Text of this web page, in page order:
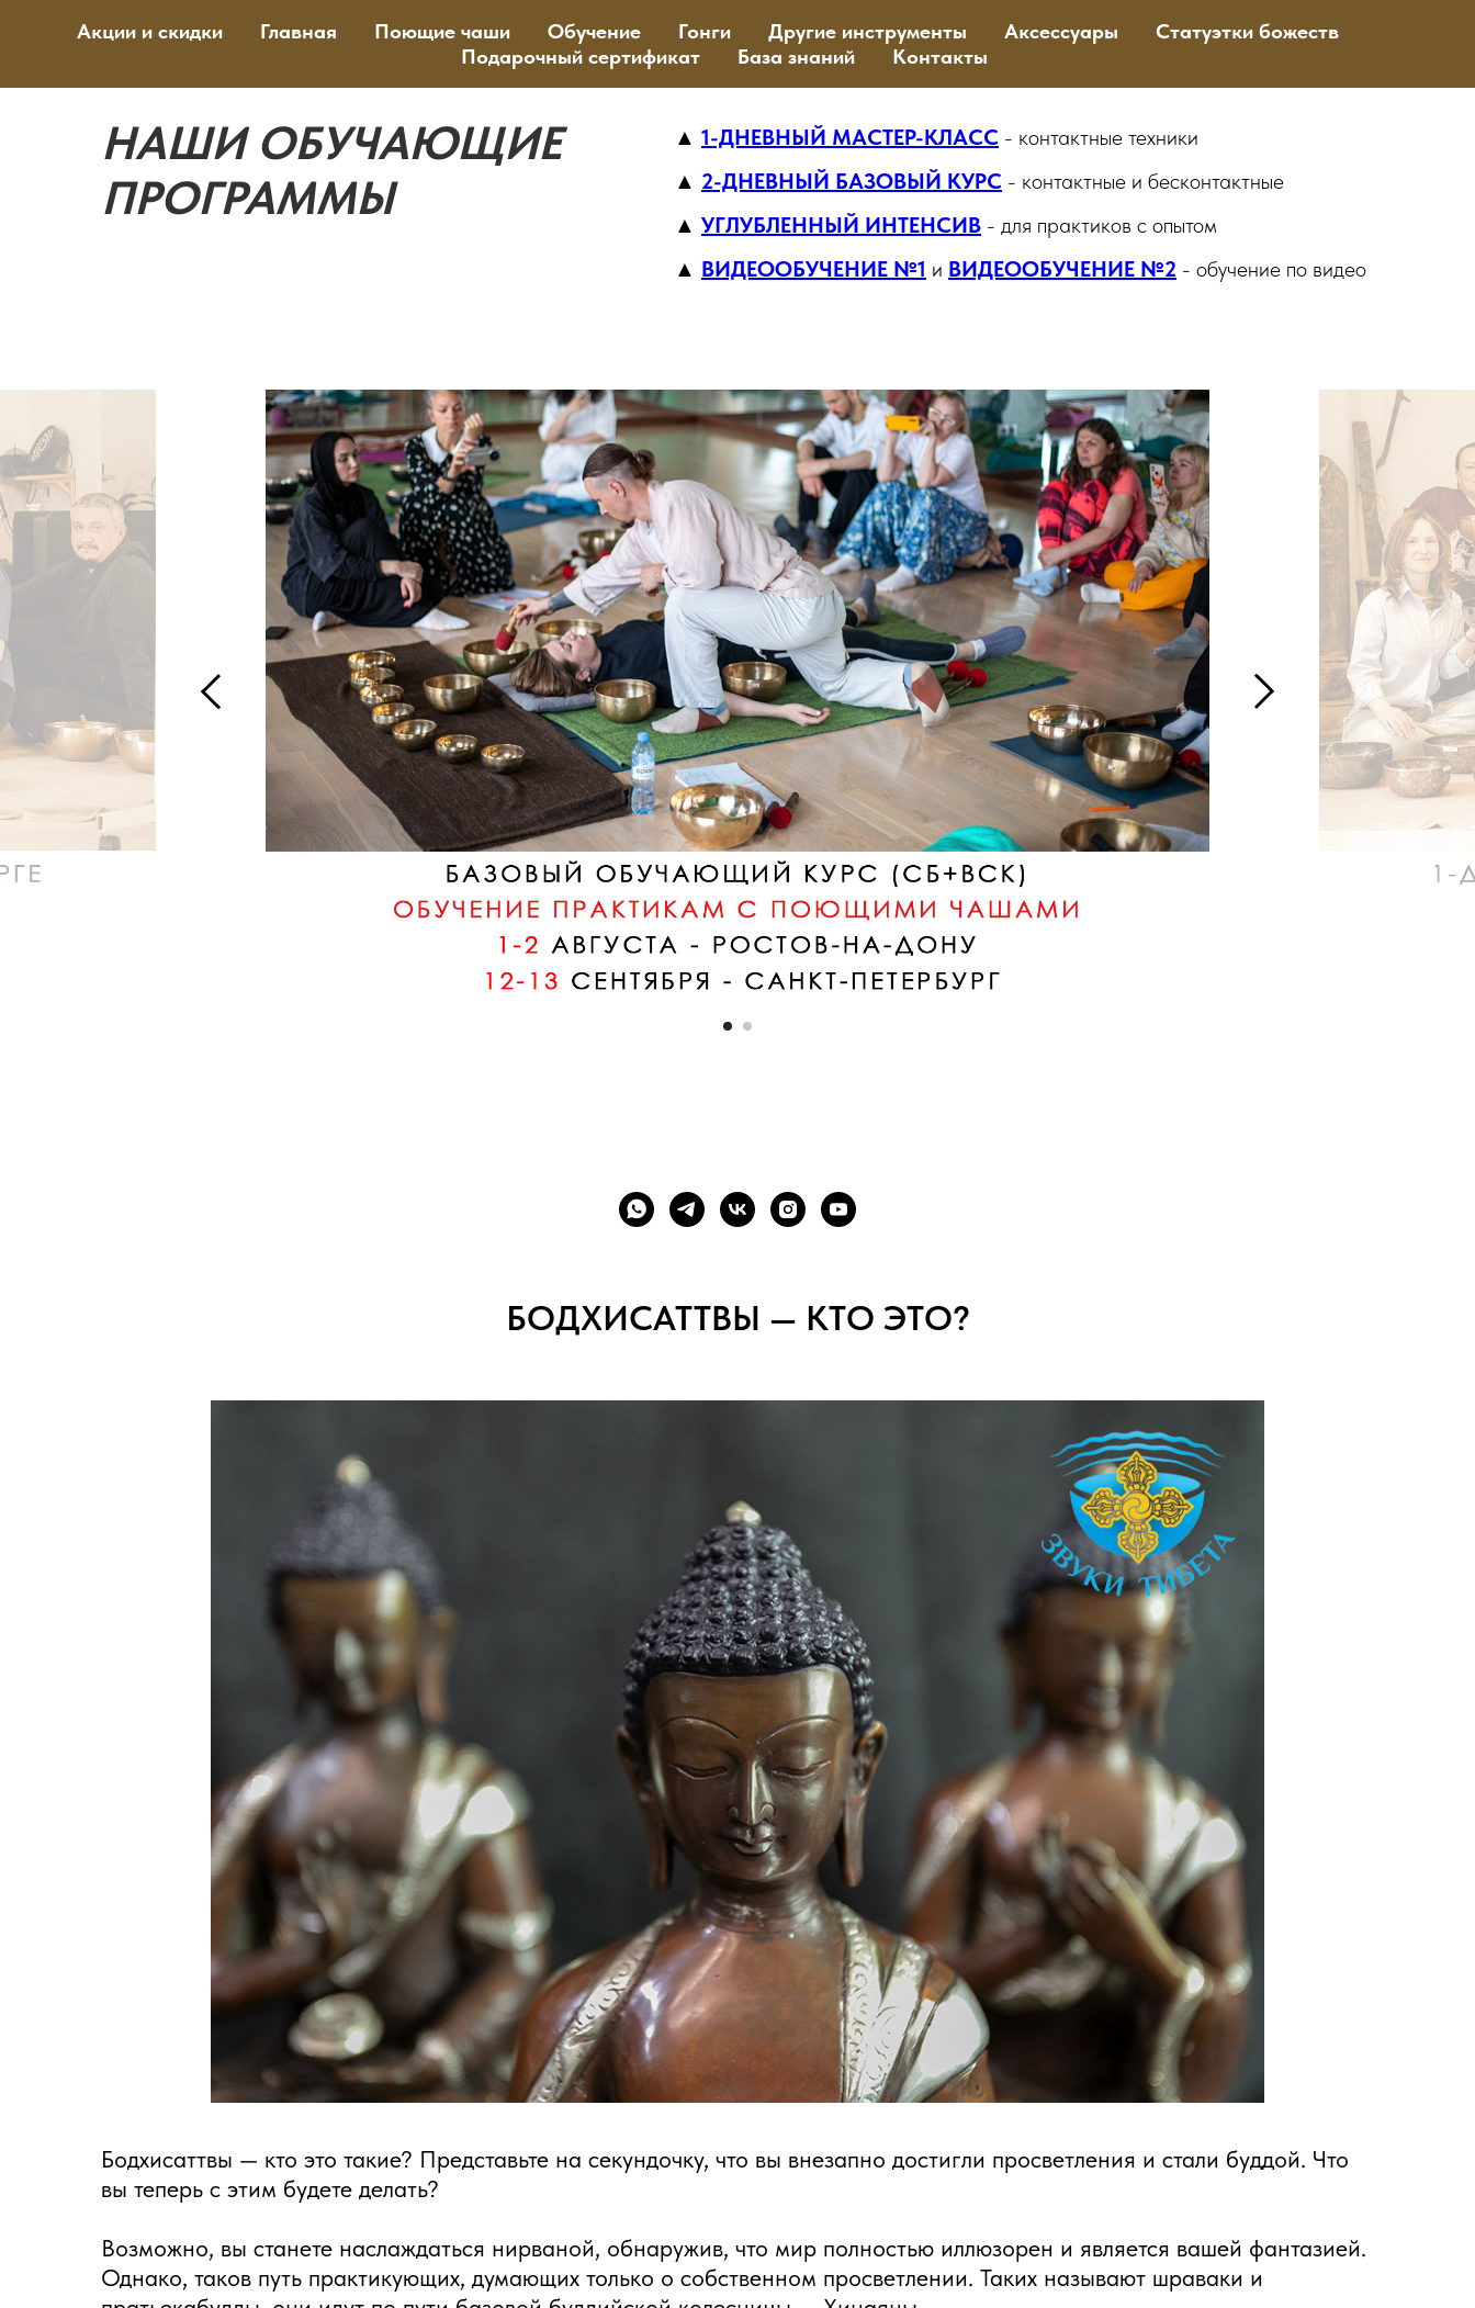
Акции и скидки Главная Поющие чаши Обучение Гонги Другие инструменты Аксессуары
Статуэтки божеств
Подарочный сертификат
База знаний Контакты
НАШИ ОБУЧАЮЩИЕ
ПРОГРАММЫ
▲ 1-ДНЕВНЫЙ МАСТЕР-КЛАСС - контактные техники
▲ 2-ДНЕВНЫЙ БАЗОВЫЙ КУРС - контактные и бесконтактные
▲ УГЛУБЛЕННЫЙ ИНТЕНСИВ - для практиков с опытом
▲ ВИДЕООБУЧЕНИЕ №1 и ВИДЕООБУЧЕНИЕ №2 - обучение по видео
БОДХИСАТТВЫ — КТО ЭТО?
Бодхисаттвы — кто это такие? Представьте на секундочку, что вы внезапно достигли просветления и стали буддой. Что
вы теперь с этим будете делать?
Возможно, вы станете наслаждаться нирваной, обнаружив, что мир полностью иллюзорен и является вашей фантазией.
Однако, таков путь практикующих, думающих только о собственном просветлении. Таких называют шраваки и